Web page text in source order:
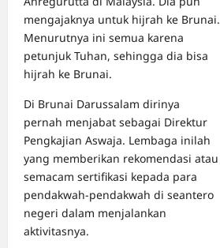
mengajaknya untuk hijrah ke Brunai.
Menurutnya ini semua karena
petunjuk Tuhan, sehingga dia bisa
hijrah ke Brunai.
Di Brunai Darussalam dirinya
pernah menjabat sebagai Direktur
Pengkajian Aswaja. Lembaga inilah
yang memberikan rekomendasi atau
semacam sertifikasi kepada para
pendakwah-pendakwah di seantero
negeri dalam menjalankan
aktivitasnya.